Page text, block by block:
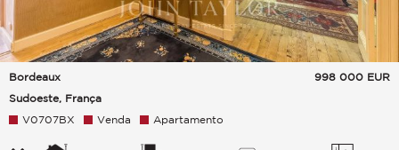
Bordeaux
Sudoeste, França
998 000 EUR
V0707BX Venda Apartamento